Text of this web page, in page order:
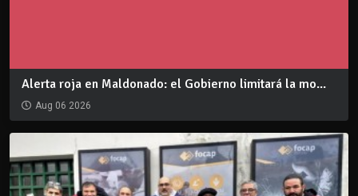
Alerta roja en Maldonado: el Gobierno limitará la mo...
Aug 06 2026